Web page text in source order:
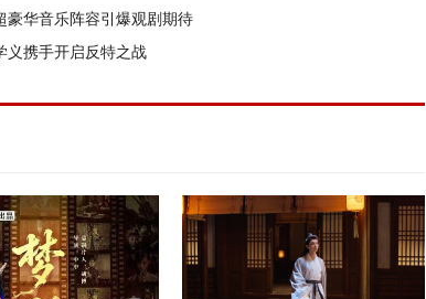
豪华音乐阵容引爆观剧期待
义携手开启反特之战